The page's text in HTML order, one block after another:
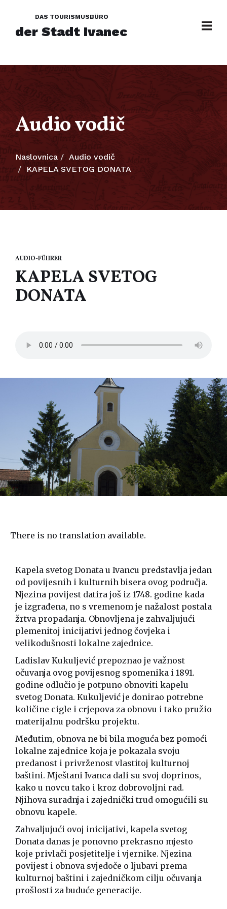
DAS TOURISMUSBÜRO
der Stadt Ivanec
Audio vodič
Naslovnica
Audio vodič
KAPELA SVETOG DONATA
AUDIO-FÜHRER
KAPELA SVETOG
DONATA
There is no translation available.
Kapela svetog Donata u Ivancu predstavlja jedan
od povijesnih i kulturnih bisera ovog područja.
Njezina povijest datira još iz 1748. godine kada
je izgrađena, no s vremenom je nažalost postala
žrtva propadanja. Obnovljena je zahvaljujući
plemenitoj inicijativi jednog čovjeka i
velikodušnosti lokalne zajednice.
Ladislav Kukuljević prepoznao je važnost
očuvanja ovog povijesnog spomenika i 1891.
godine odlučio je potpuno obnoviti kapelu
svetog Donata. Kukuljević je donirao potrebne
količine cigle i crjepova za obnovu i tako pružio
materijalnu podršku projektu.
Međutim, obnova ne bi bila moguća bez pomoći
lokalne zajednice koja je pokazala svoju
predanost i privrženost vlastitoj kulturnoj
baštini. Mještani Ivanca dali su svoj doprinos,
kako u novcu tako i kroz dobrovoljni rad.
Njihova suradnja i zajednički trud omogućili su
obnovu kapele.
Zahvaljujući ovoj inicijativi, kapela svetog
Donata danas je ponovno prekrasno mjesto
koje privlači posjetitelje i vjernike. Njezina
povijest i obnova svjedoče o ljubavi prema
kulturnoj baštini i zajedničkom cilju očuvanja
prošlosti za buduće generacije.